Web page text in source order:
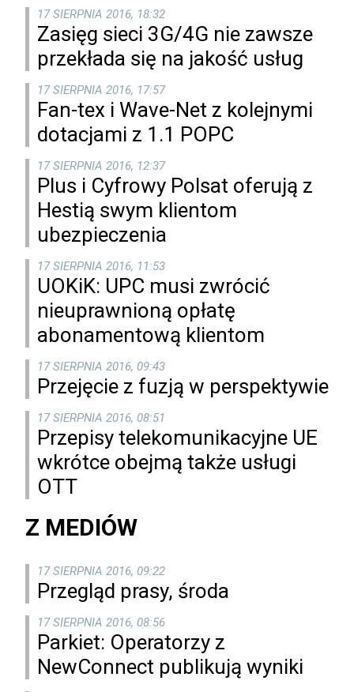
17 SIERPNIA 2016, 18:32
Zasięg sieci 3G/4G nie zawsze
przekłada się na jakość usług
17 SIERPNIA 2016, 17:57
Fan-tex i Wave-Net z kolejnymi
dotacjami z 1.1 POPC
17 SIERPNIA 2016, 12:37
Plus i Cyfrowy Polsat oferują z
Hestią swym klientom
ubezpieczenia
17 SIERPNIA 2016, 11:53
UOKiK: UPC musi zwrócić
nieuprawnioną opłatę
abonamentową klientom
17 SIERPNIA 2016, 09:43
Przejęcie z fuzją w perspektywie
17 SIERPNIA 2016, 08:51
Przepisy telekomunikacyjne UE
wkrótce obejmą także usługi
OTT
Z MEDIÓW
17 SIERPNIA 2016, 09:22
Przegląd prasy, środa
17 SIERPNIA 2016, 08:56
Parkiet: Operatorzy z
NewConnect publikują wyniki